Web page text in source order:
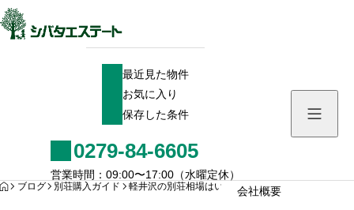
保存した条件
会社概要
最近見た物件
お気に入り
保存した条件
0279-84-6605
営業時間：09:00〜17:00（水曜定休）
HOME
ブログ 別荘購入ガイド 軽井沢の別荘相場はいくら？中古物件・マンション